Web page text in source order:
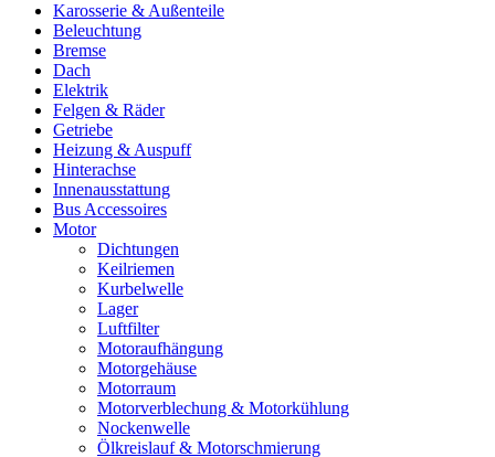
Karosserie & Außenteile
Beleuchtung
Bremse
Dach
Elektrik
Felgen & Räder
Getriebe
Heizung & Auspuff
Hinterachse
Innenausstattung
Bus Accessoires
Motor
Dichtungen
Keilriemen
Kurbelwelle
Lager
Luftfilter
Motoraufhängung
Motorgehäuse
Motorraum
Motorverblechung & Motorkühlung
Nockenwelle
Ölkreislauf & Motorschmierung